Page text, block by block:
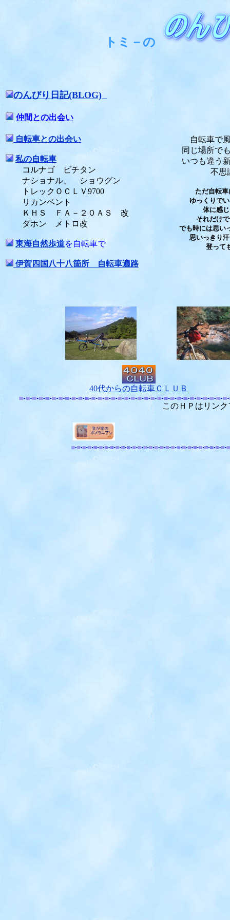
トミ－の
のんびり日記(BLOG)
仲間との出会い
自転車との出会い
私の自転車
コルナゴ ビチタン
ナショナル、 ショウグン
トレックＯＣＬＶ9700
リカンベント
ＫＨＳ ＦＡ－２０ＡＳ 改
ダホン メトロ改
東海自然歩道を自転車で
伊賀四国八十八箇所 自転車遍路
自転車で
同じ場所で
いつも違う
不思
ただ自転
ゆっくりで
体に感
それだけ
でも時には思い
思いっきり
登って
40代からの自転車ＣＬＵＢ
このＨＰはリン